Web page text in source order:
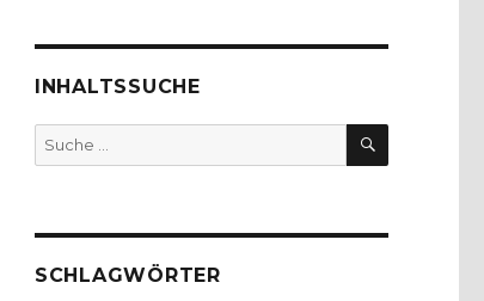
INHALTSSUCHE
Suche
nach:
SUCHEN
SCHLAGWÖRTER